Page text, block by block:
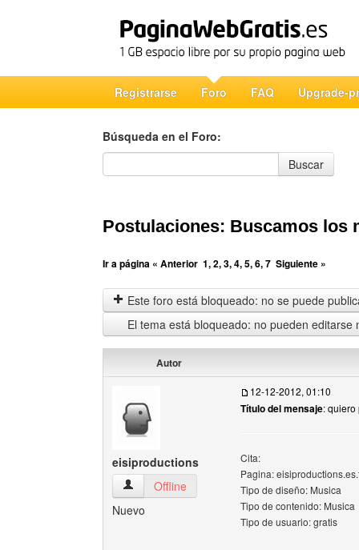
Registrarse Foro FAQ Upgrade-
Búsqueda en el Foro:
Búsqueda en el Foro
Buscar
Postulaciones: Buscamos los
Ir a página « Anterior 1,2,3,4,5,6,7 Siguiente »
Este foro está bloqueado: no se puede
El tema está bloqueado: no pueden editarse
Autor
eisiproductions
eisiproductions Ver perfil del usuario
Offline
Nuevo
12-12-2012, 01:10
Título del mensaje: quiero
Cita:
Pagina:
Tipo de diseño: Musica
Tipo de contenido: Musica
Tipo de usuario: gratis